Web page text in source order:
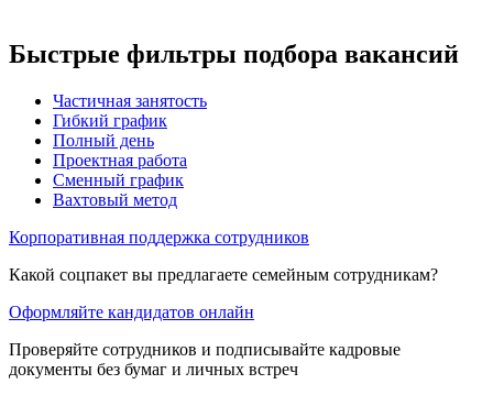
Быстрые фильтры подбора вакансий
Частичная занятость
Гибкий график
Полный день
Проектная работа
Сменный график
Вахтовый метод
Корпоративная поддержка сотрудников
Какой соцпакет вы предлагаете семейным сотрудникам?
Оформляйте кандидатов онлайн
Проверяйте сотрудников и подписывайте кадровые
документы без бумаг и личных встреч